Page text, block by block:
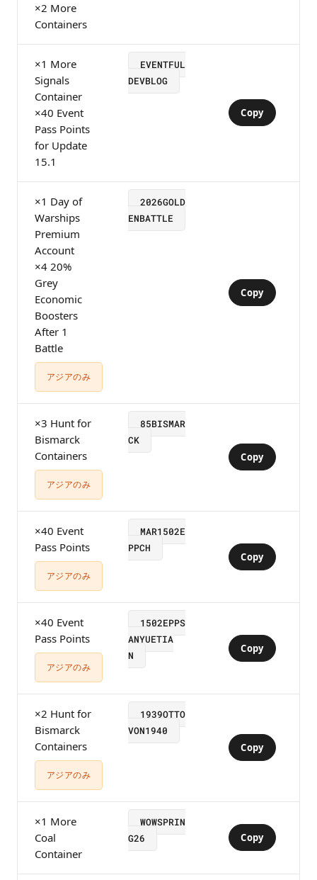
×2 More
Containers
×1 More
Signals
Container
×40 Event
Pass Points
for Update
15.1
EVENTFUL
DEVBLOG
Copy
×1 Day of
Warships
Premium
Account
×4 20%
Grey
Economic
Boosters
After 1
Battle
アジアのみ
2026GOLD
ENBATTLE
Copy
×3 Hunt for
Bismarck
Containers
アジアのみ
85BISMAR
CK
Copy
×40 Event
Pass Points
アジアのみ
MAR1502E
PPCH
Copy
×40 Event
Pass Points
アジアのみ
1502EPPS
ANYUETIA
N
Copy
×2 Hunt for
Bismarck
Containers
アジアのみ
1939OTTO
VON1940
Copy
×1 More
Coal
Container
WOWSPRIN
G26
Copy